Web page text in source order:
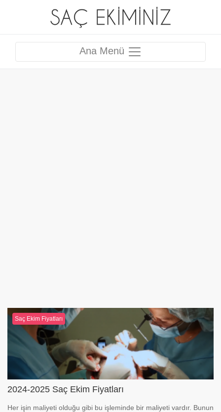
Ana Menü
Saç Ekim Fiyatları
2024-2025 Saç Ekim Fiyatları
Her işin maliyeti olduğu gibi bu işleminde bir maliyeti vardır. Bunun